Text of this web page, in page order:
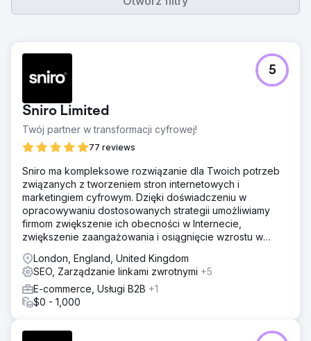
Sniro Limited
Twój partner w transformacji cyfrowej!
77 reviews
5
Sniro ma kompleksowe rozwiązanie dla Twoich potrzeb
związanych z tworzeniem stron internetowych i
marketingiem cyfrowym. Dzięki doświadczeniu w
opracowywaniu dostosowanych strategii umożliwiamy
firmom zwiększenie ich obecności w Internecie,
zwiększenie zaangażowania i osiągnięcie wzrostu w
London, England, United Kingdom
SEO, Zarządzanie linkami zwrotnymi +5
E-commerce, Usługi B2B +1
$0 - 1,000